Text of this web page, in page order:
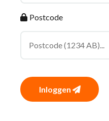
Postcode
Inloggen